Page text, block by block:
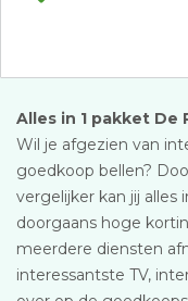
Alles in 1 pakket De
Wil je afgezien van
goedkoop bellen?
vergelijker kan jij alles
doorgaans hoge
meerdere diensten
interessantste TV,